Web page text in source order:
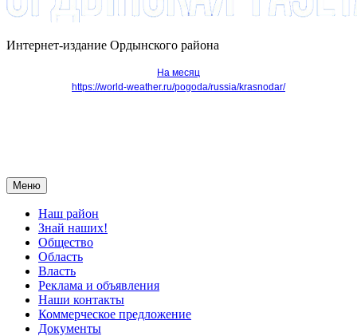
Интернет-издание Ордынского района
На месяц
https://world-weather.ru/pogoda/russia/krasnodar/
Меню
Наш район
Знай наших!
Общество
Область
Власть
Реклама и объявления
Наши контакты
Коммерческое предложение
Документы